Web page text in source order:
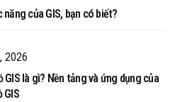
năng của GIS, bạn có biết?
2026
GIS là gì? Nền tảng và ứng dụng của
GIS